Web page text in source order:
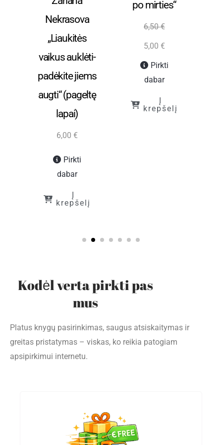
Nekrasova
„Liaukitės
vaikus auklėti-
padėkite jiems
augti“ (pageltę
lapai)
6,00 €
Pirkti
dabar
krepšelį
po mirties“
6,50€
5,00 €
Pirkti
dabar
krepšelį
Kodėl verta pirkti pas
mus
Platus knygų pasirinkimas, saugus atsiskaitymas ir
greitas pristatymas – viskas, ko reikia patogiam
apsipirkimui internetu.